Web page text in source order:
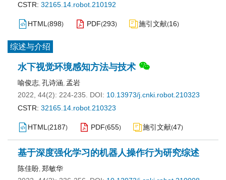
CSTR: 32165.14.robot.210192
HTML (898) PDF(293) 施引文献(16)
综述与介绍
水下视觉环境感知方法与技术
喻俊志, 孔诗涵, 孟岩
2022, 44(2): 224-235.
DOI: 10.13973/j.cnki.robot.210323
CSTR: 32165.14.robot.210323
HTML (2187) PDF(655) 施引文献(47)
基于深度强化学习的机器人操作行为研究综述
陈佳盼, 郑敏华